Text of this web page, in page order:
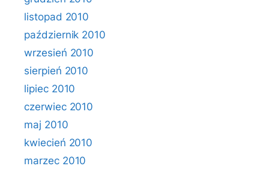
listopad 2010
październik 2010
wrzesień 2010
sierpień 2010
lipiec 2010
czerwiec 2010
maj 2010
kwiecień 2010
marzec 2010